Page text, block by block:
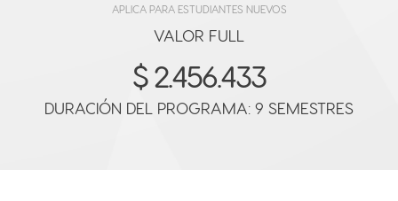
APLICA PARA ESTUDIANTES NUEVOS
VALOR FULL
$ 2.456.433
DURACIÓN DEL PROGRAMA: 9 SEMESTRES